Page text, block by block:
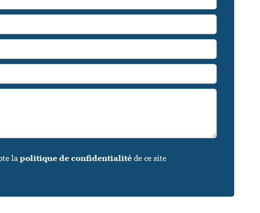
la politique de confidentialité de ce site